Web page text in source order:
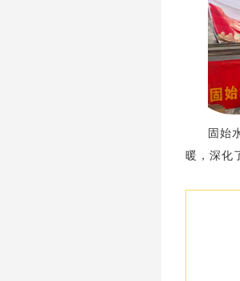
固始
暖，深化